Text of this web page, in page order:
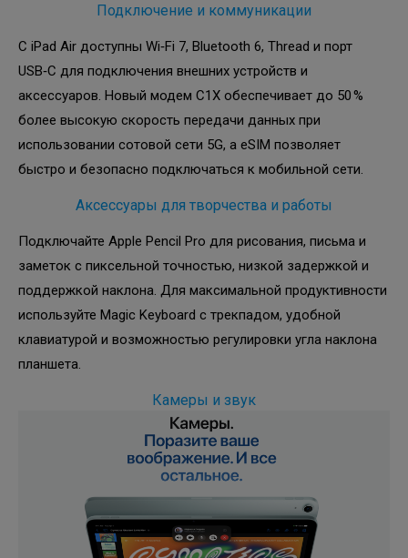
Подключение и коммуникации
С iPad Air доступны Wi‑Fi 7, Bluetooth 6, Thread и порт
USB‑C для подключения внешних устройств и
аксессуаров. Новый модем C1X обеспечивает до 50 %
более высокую скорость передачи данных при
использовании сотовой сети 5G, а eSIM позволяет
быстро и безопасно подключаться к мобильной сети.
Аксессуары для творчества и работы
Подключайте Apple Pencil Pro для рисования, письма и
заметок с пиксельной точностью, низкой задержкой и
поддержкой наклона. Для максимальной продуктивности
используйте Magic Keyboard с трекпадом, удобной
клавиатурой и возможностью регулировки угла наклона
планшета.
Камеры и звук